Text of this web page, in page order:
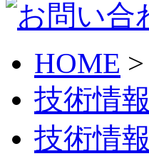
HOME >
技術情
技術情